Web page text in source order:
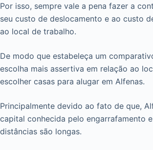
Por isso, sempre vale a pena fazer a
seu custo de deslocamento e ao custo
ao local de trabalho.
De modo que estabeleça um
escolha mais assertiva em relação ao
escolher casas para alugar em Alfenas.
Principalmente devido ao fato de que,
capital conhecida pelo engarrafamento
distâncias são longas.